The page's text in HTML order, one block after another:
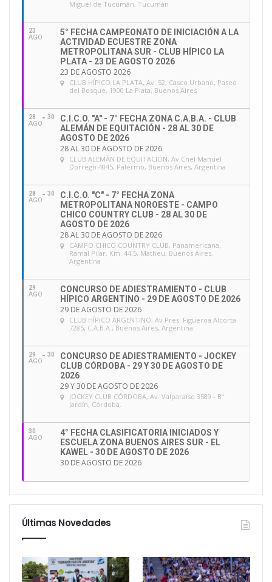
Miguel de Tucumán, Tucumán
23
AGO
5° FECHA CAMPEONATO DE INICIACIÓN A LA
ACTIVIDAD ECUESTRE ZONA
METROPOLITANA SUR - CLUB HÍPICO LA
PLATA - 23 DE AGOSTO 2026
23 DE AGOSTO 2026
CLUB HÍPICO LA PLATA, Av. 52, Casco Urbano, Paseo
del Bosque, 1900 La Plata, Buenos Aires
28
AGO
30
C.I.C.O. "A" - 7° FECHA ZONA C.A.B.A. - CLUB
ALEMÁN DE EQUITACIÓN - 28 AL 30 DE
AGOSTO DE 2026
28 AL 30 DE AGOSTO DE 2026
CLUB ALEMÁN DE EQUITACIÓN, Av Cnel Manuel
Dorrego 4045, Palermo, Buenos Aires, Argentina
28
AGO
30
C.I.C.O. "C" - 7° FECHA ZONA
METROPOLITANA NOROESTE - CAMPO
CHICO COUNTRY CLUB - 28 AL 30 DE
AGOSTO DE 2026
28 AL 30 DE AGOSTO DE 2026
CAMPO CHICO COUNTRY CLUB, Panamericana,
Ramal Pilar. Km. 44,5, Matheu, Buenos Aires,
Argentina
29
AGO
CONCURSO DE ADIESTRAMIENTO - CLUB
HÍPICO ARGENTINO - 29 DE AGOSTO DE 2026
29 DE AGOSTO DE 2026
CLUB HÍPICO ARGENTINO, Av Pres. Figueroa Alcorta
7285, C.A.B.A., Buenos Aires, Argentina
29
AGO
30
CONCURSO DE ADIESTRAMIENTO - JOCKEY
CLUB CÓRDOBA - 29 Y 30 DE AGOSTO DE
2026
29 Y 30 DE AGOSTO DE 2026
JOCKEY CLUB CÓRDOBA, Av. Valparaíso 3589 - Bº
Jardín, Córdoba.
30
AGO
4° FECHA CLASIFICATORIA INICIADOS Y
ESCUELA ZONA BUENOS AIRES SUR - EL
KAWEL - 30 DE AGOSTO DE 2026
30 DE AGOSTO DE 2026
Últimas Novedades